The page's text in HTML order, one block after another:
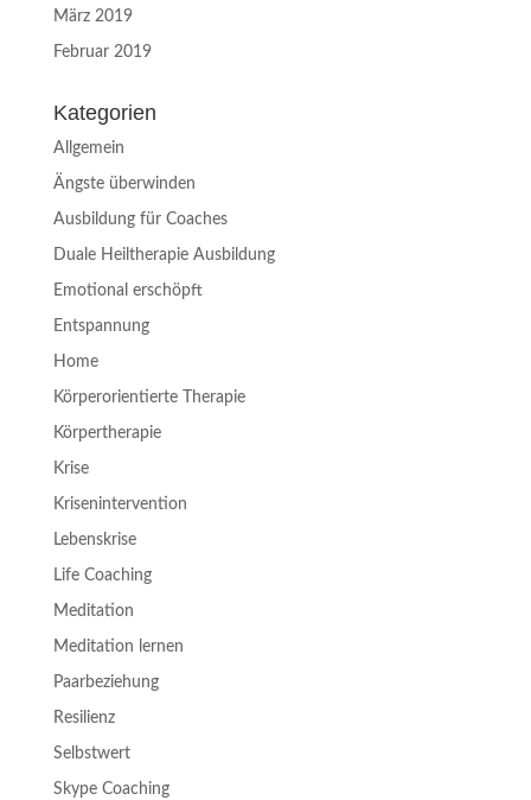
März 2019
Februar 2019
Kategorien
Allgemein
Ängste überwinden
Ausbildung für Coaches
Duale Heiltherapie Ausbildung
Emotional erschöpft
Entspannung
Home
Körperorientierte Therapie
Körpertherapie
Krise
Krisenintervention
Lebenskrise
Life Coaching
Meditation
Meditation lernen
Paarbeziehung
Resilienz
Selbstwert
Skype Coaching